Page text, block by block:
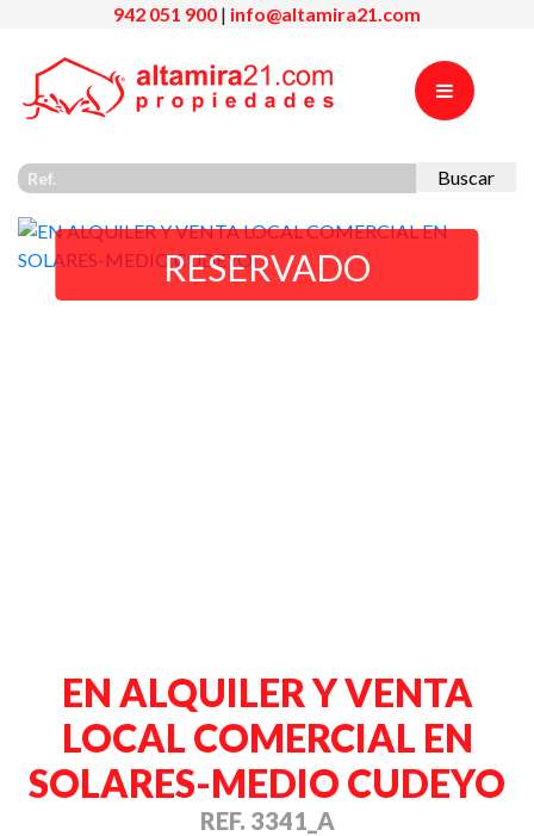
942 051 900 | info@altamira21.com
Buscar
RESERVADO
EN ALQUILER Y VENTA
LOCAL COMERCIAL EN
SOLARES-MEDIO CUDEYO
REF. 3341_A